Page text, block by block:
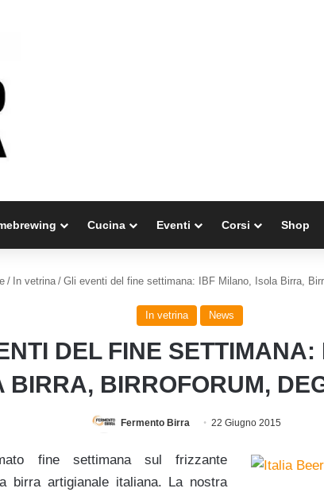
Cucina Eventi Corsi Shop
/ In vetrina / Gli eventi del fine settimana: IBF Milano, Isola Birra,
In vetrina News
DEL FINE
BIRRA, BIRROFORUM,
Fermento Birra 22 Giugno 2015
fine settimana su l frizzante
birra artigianale italiana. La nostra